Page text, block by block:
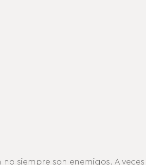
siempre son enemigos. A